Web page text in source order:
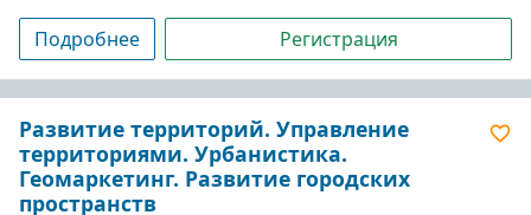
Подробнее Регистрация
Развитие территорий. Управление
территориями. Урбанистика.
Геомаркетинг. Развитие городских
пространств